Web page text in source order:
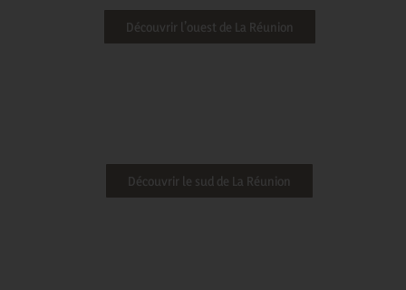
Découvrir l’ouest de La Réunion
Découvrir le sud de La Réunion